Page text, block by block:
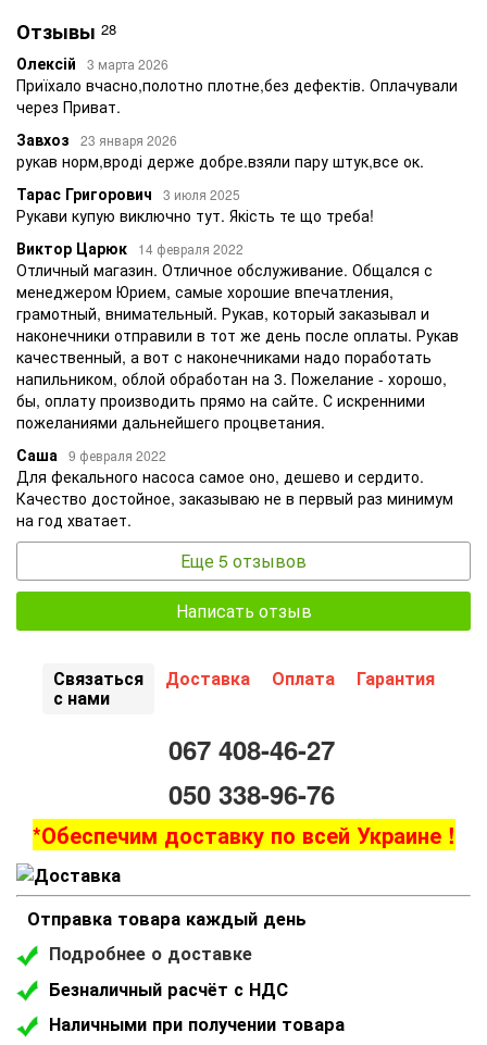
Отзывы 28
Олексій 3 марта 2026
Приїхало вчасно,полотно плотне,без дефектів. Оплачували
через Приват.
Завхоз
23 января 2026
рукав норм,вроді держе добре.взяли пару штук,все ок.
Тарас Григорович
3 июля 2025
Рукави купую виключно тут. Якість те що треба!
Виктор Царюк
14 февраля 2022
Отличный магазин. Отличное обслуживание. Общался с
менеджером Юрием, самые хорошие впечатления,
грамотный, внимательный. Рукав, который заказывал и
наконечники отправили в тот же день после оплаты. Рукав
качественный, а вот с наконечниками надо поработать
напильником, облой обработан на 3. Пожелание - хорошо,
бы, оплату производить прямо на сайте. С искренними
пожеланиями дальнейшего процветания.
Саша 9 февраля 2022
Для фекального насоса самое оно, дешево и сердито.
Качество достойное, заказываю не в первый раз минимум
на год хватает.
Еще 5 отзывов
Написать отзыв
Связаться
с нами
Доставка Оплата Гарантия
067 408-46-27
050 338-96-76
*Обеспечим доставку по всей Украине !
Отправка товара каждый день
Подробнее о доставке
Безналичный расчёт с НДС
Наличными при получении товара